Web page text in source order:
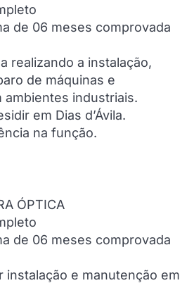
de 06 meses comprovada
realizando a instalação,
de máquinas e
ambientes industriais.
em Dias d’Ávila.
na função.
ÓPTICA
de 06 meses comprovada
instalação e manutenção em